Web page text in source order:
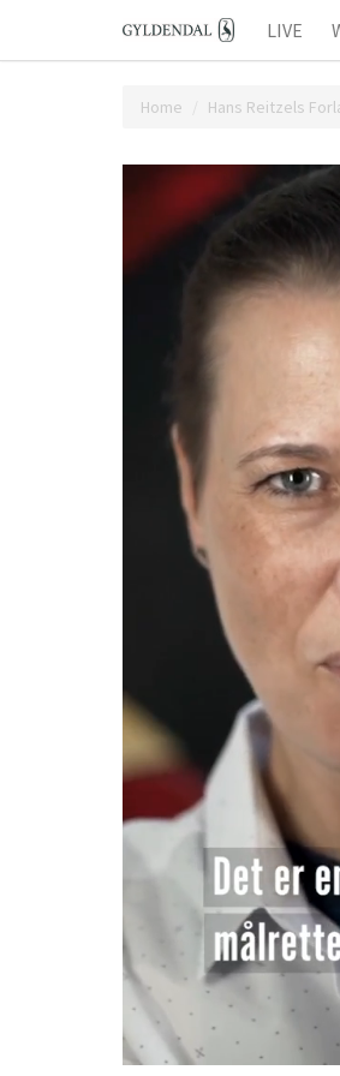
LIVE
Home Hans Reitzels